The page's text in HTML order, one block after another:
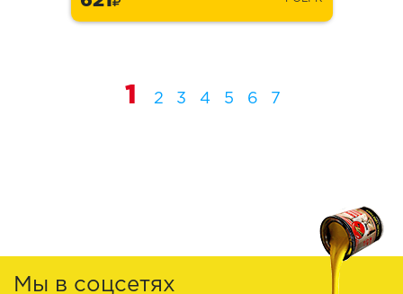
1 2 3 4 5 6 7
Мы в соцсетях